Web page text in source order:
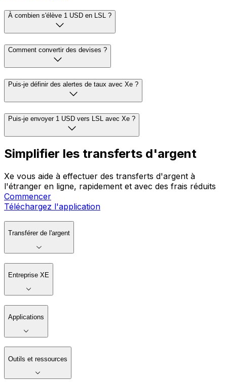
À combien s'élève 1 USD en LSL ?
Comment convertir des devises ?
Puis-je définir des alertes de taux avec Xe ?
Puis-je envoyer 1 USD vers LSL avec Xe ?
Simplifier les transferts d'argent
Xe vous aide à effectuer des transferts d'argent à
l'étranger en ligne, rapidement et avec des frais réduits
Commencer
Téléchargez l'application
Transférer de l'argent
Entreprise XE
Applications
Outils et ressources